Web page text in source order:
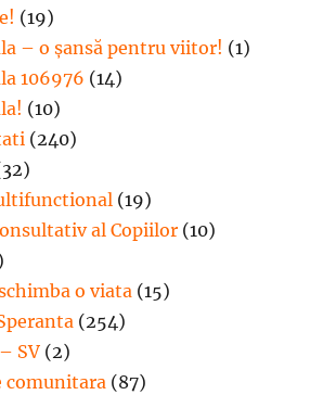
(19)
– o şansă pentru viitor! (1)
106976 (14)
(10)
(240)
(19)
al Copiilor (10)
o viata (15)
(254)
SV (2)
comunitara (87)